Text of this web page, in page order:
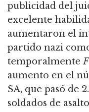
publicidad del
excelente
aumentaron el
partido nazi
temporalmente
aumento en el
SA, que pasó de
soldados de